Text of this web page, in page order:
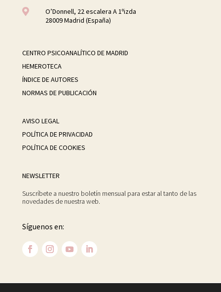

O’Donnell, 22 escalera A 1ºizda
28009 Madrid (España)
CENTRO PSICOANALÍTICO DE MADRID
HEMEROTECA
ÍNDICE DE AUTORES
NORMAS DE PUBLICACIÓN
AVISO LEGAL
POLÍTICA DE PRIVACIDAD
POLÍTICA DE COOKIES
NEWSLETTER
Suscríbete a nuestro boletín mensual para estar al tanto de las
novedades de nuestra web.
Síguenos en: